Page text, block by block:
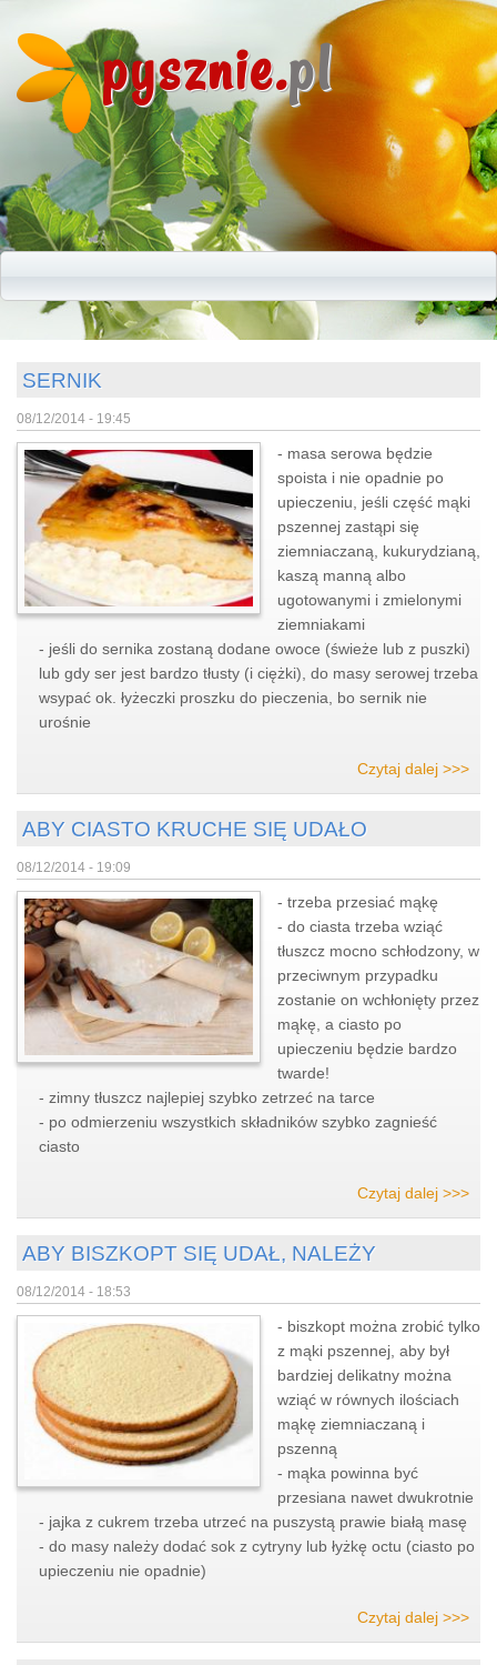
pysznie.pl
SERNIK
08/12/2014 - 19:45
- masa serowa będzie
spoista i nie opadnie po
upieczeniu, jeśli część mąki
pszennej zastąpi się
ziemniaczaną, kukurydzianą,
kaszą manną albo
ugotowanymi i zmielonymi
ziemniakami
- jeśli do sernika zostaną dodane owoce (świeże lub z puszki)
lub gdy ser jest bardzo tłusty (i ciężki), do masy serowej trzeba
wsypać ok. łyżeczki proszku do pieczenia, bo sernik nie
urośnie
Czytaj dalej >>>
ABY CIASTO KRUCHE SIĘ UDAŁO
08/12/2014 - 19:09
- trzeba przesiać mąkę
- do ciasta trzeba wziąć
tłuszcz mocno schłodzony, w
przeciwnym przypadku
zostanie on wchłonięty przez
mąkę, a ciasto po
upieczeniu będzie bardzo
twarde!
- zimny tłuszcz najlepiej szybko zetrzeć na tarce
- po odmierzeniu wszystkich składników szybko zagnieść
ciasto
Czytaj dalej >>>
ABY BISZKOPT SIĘ UDAŁ, NALEŻY
08/12/2014 - 18:53
- biszkopt można zrobić tylko
z mąki pszennej, aby był
bardziej delikatny można
wziąć w równych ilościach
mąkę ziemniaczaną i
pszenną
- mąka powinna być
przesiana nawet dwukrotnie
- jajka z cukrem trzeba utrzeć na puszystą prawie białą masę
- do masy należy dodać sok z cytryny lub łyżkę octu (ciasto po
upieczeniu nie opadnie)
Czytaj dalej >>>